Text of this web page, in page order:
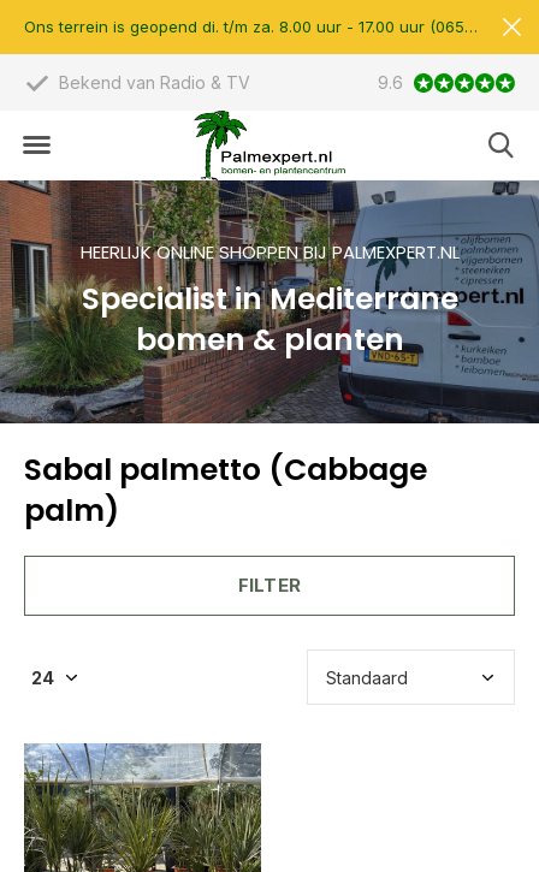
Bekend van Radio & TV Scherpe prijzen
9.6
Ons terrein is geopend di. t/m za. 8.00 uur - 17.00 uur (0657510597)
HEERLIJK ONLINE SHOPPEN BIJ PALMEXPERT.NL
Specialist in Mediterrane
bomen & planten
Sabal palmetto (Cabbage
palm)
FILTER